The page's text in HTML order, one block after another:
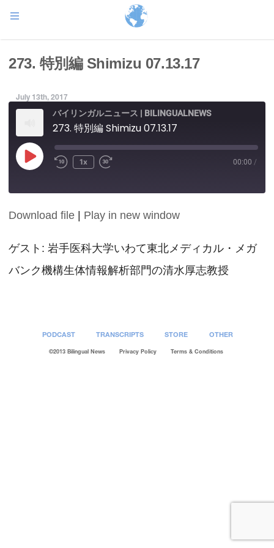
273. 特別編 Shimizu 07.13.17
July 13th, 2017
バイリンガルニュース | BILINGUALNEWS
273. 特別編 Shimizu 07.13.17
Play
Episode
1x 00:00 /
SHARE
LINK
EMBED
Download file Play in new window
ゲスト: 岩手医科大学いわて東北メディカル・メガ
バンク機構生体情報解析部門の清水厚志教授
PODCAST TRANSCRIPTS STORE OTHER
©2013 Bilingual News Privacy Policy Terms & Conditions